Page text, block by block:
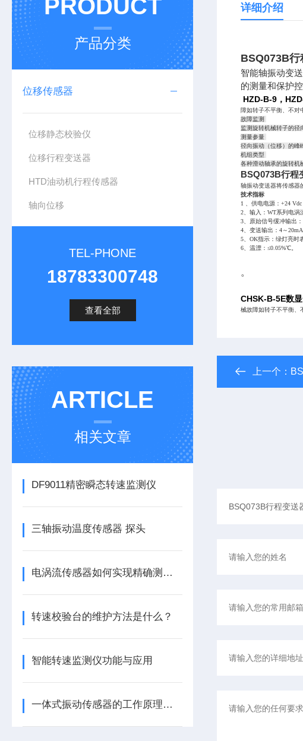
PRODUCT
产品分类
位移传感器
位移静态校验仪
位移行程变送器
HTD油动机行程传感器
轴向位移
TEL-PHONE
18783300748
查看全部
ARTICLE
相关文章
DF9011精密瞬态转速监测仪
三轴振动温度传感器 探头
电涡流传感器如何实现精确测量？
转速校验台的维护方法是什么？
智能转速监测仪功能与应用
一体式振动传感器的工作原理是什么？
详细介绍
BSQ073B行
智能轴振动变
的测量和保护
HZD-B-9，
障如转子不平衡、不对
故障监测
监测旋转机械转子的径
测量参量
径向振动（位移）的峰
机组类型
各种滑动轴承的旋转机
BSQ073B行程
轴振动变送器将传感器
技术指标
1 、供电电源：+24
2、输入：WT系列电涡
3、原始信号缓冲输出
4、变送输出：4～
5、OK指示：绿灯亮时
6、温漂：≤0.05%℃。
。
CHSK-B-5E数
械故障如转子不平衡、
上一个：